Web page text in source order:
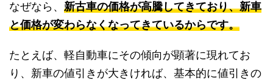
なぜなら、 新古車の価格が高騰してきており、新車
と価格が変わらなくなってきているからです。
たとえば、軽自動車にその傾向が顕著に現れてお
り、新車の値引きが大きければ、基本的に値引きの